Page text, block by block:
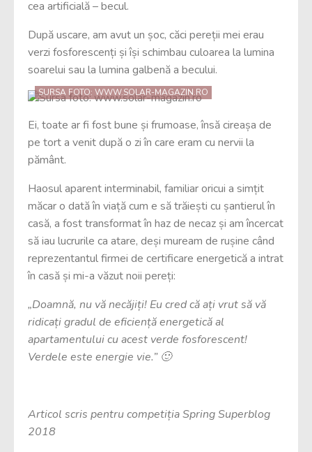
cea artificială – becul.
După uscare, am avut un șoc, căci pereții mei erau
verzi fosforescenți și își schimbau culoarea la lumina
soarelui sau la lumina galbenă a becului.
SURSA FOTO: WWW.SOLAR-MAGAZIN.RO
Ei, toate ar fi fost bune și frumoase, însă cireașa de
pe tort a venit după o zi în care eram cu nervii la
pământ.
Haosul aparent interminabil, familiar oricui a simțit
măcar o dată în viață cum e să trăiești cu șantierul în
casă, a fost transformat în haz de necaz și am încercat
să iau lucrurile ca atare, deși muream de rușine când
reprezentantul firmei de certificare energetică a intrat
în casă și mi-a văzut noii pereți:
„Doamnă, nu vă necăjiți! Eu cred că ați vrut să vă
ridicați gradul de eficiență energetică al
apartamentului cu acest verde fosforescent!
Verdele este energie vie.” 🙂
Articol scris pentru competiția Spring Superblog
2018